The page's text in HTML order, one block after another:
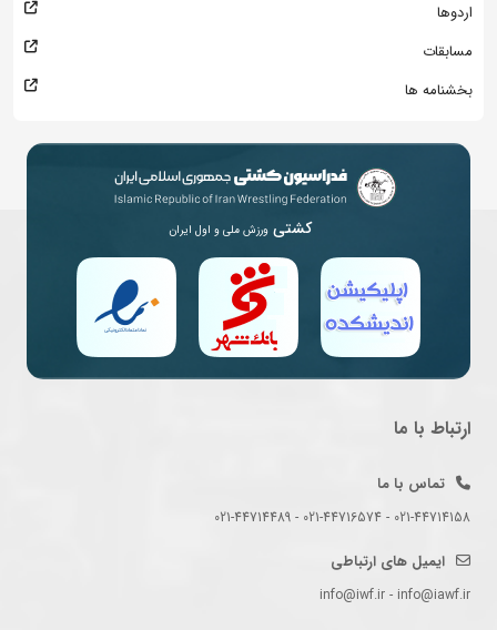
اردوها
مسابقات
بخشنامه ها
کشتی ورزش ملی و اول ایران
ارتباط با ما
تماس با ما
021-44714158 - 021-44716574 - 021-44714489
ایمیل های ارتباطی
info@iwf.ir - info@iawf.ir